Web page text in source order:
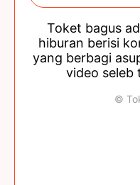
Toket bagus
hiburan berisi
yang berbagi
video seleb
©